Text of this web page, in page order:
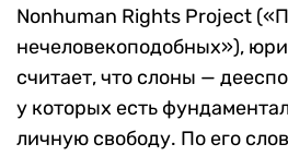
Nonhuman Rights Project
нечеловекоподобных»),
считает, что слоны —
у которых есть
личную свободу. По его